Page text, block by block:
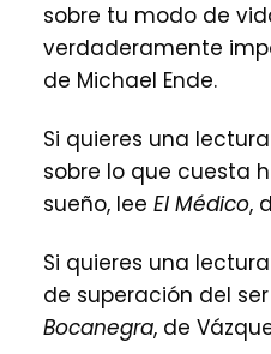
sobre tu modo de
verdaderamente
de Michael Ende.
Si quieres una
sobre lo que cuesta
sueño, lee El Médico,
Si quieres una
de superación del
Bocanegra, de